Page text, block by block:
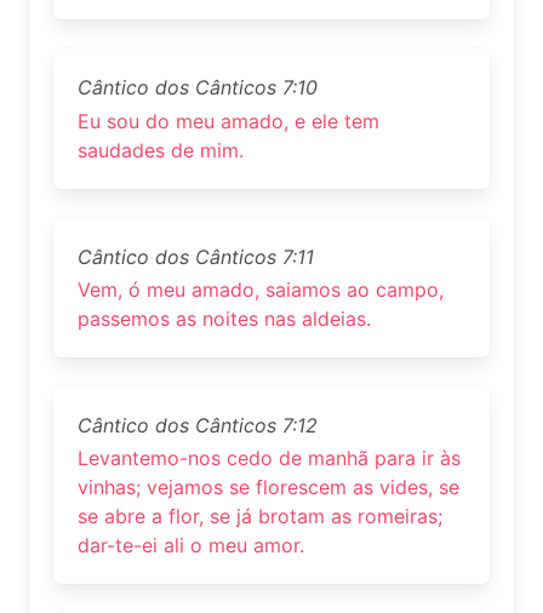
Cântico dos Cânticos 7:10
Eu sou do meu amado, e ele tem
saudades de mim.
Cântico dos Cânticos 7:11
Vem, ó meu amado, saiamos ao campo,
passemos as noites nas aldeias.
Cântico dos Cânticos 7:12
Levantemo-nos cedo de manhã para ir às
vinhas; vejamos se florescem as vides, se
se abre a flor, se já brotam as romeiras;
dar-te-ei ali o meu amor.